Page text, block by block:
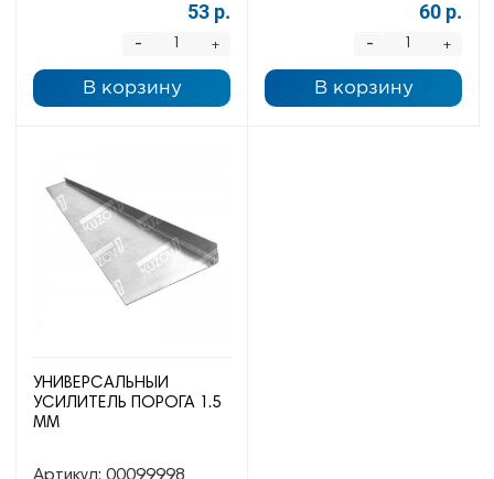
53 р.
+
-
В корзину
60 р.
+
-
В корзину
УНИВЕРСАЛЬНЫЙ
УСИЛИТЕЛЬ ПОРОГА 1.5
ММ